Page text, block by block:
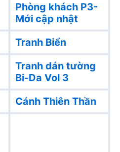
Phòng khách P3-
Mới cập nhật
Tranh Biển
Tranh dán tường
Bi-Da Vol 3
Cánh Thiên Thần